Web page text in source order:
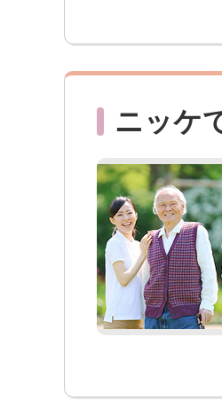
ニッケ